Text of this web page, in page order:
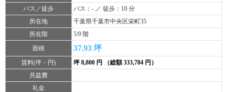
バス／徒歩
バス：- ／ 徒歩：10 分
所在地
千葉県千葉市中央区栄町35
所在階
5/9 階
面積
37.93 坪
賃料(坪・円)
坪 8,800 円 （総額 333,784 円）
共益費
礼金